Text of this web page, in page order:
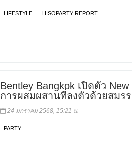
LIFESTYLE HISOPARTY REPORT
Bentley Bangkok เปิดตัว
การผสมผสานที่ลงตัวด้วยสมร
24 มกราคม 2568, 15:21 น.
PARTY